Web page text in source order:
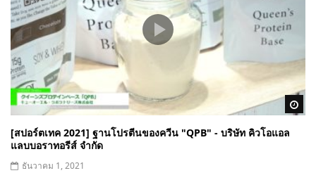
[สปอร์ตเทค 2021] ฐานโปรตีนของควีน "QPB" - บริษัท คิวโอแอล
แลบบอราทอรีส์ จำกัด
ธันวาคม 1, 2021